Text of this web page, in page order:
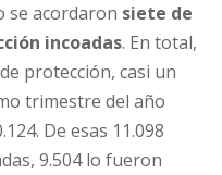
se acordaron siete de
incoadas. En total,
protección, casi un
trimestre del año
De esas 11.098
9.504 lo fueron